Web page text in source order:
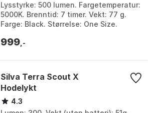
Lysstyrke: 500 lumen. Fargetemperatur:
5000K. Brenntid: 7 timer. Vekt: 77 g.
Farge: Black. Størrelse: One Size.
999 ,-
Silva Terra Scout X
Hodelykt
4.3